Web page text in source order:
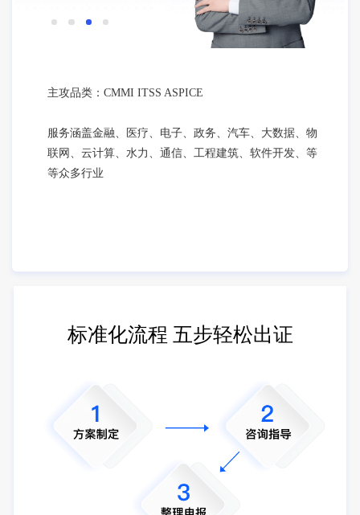
主攻品类：CMMI ITSS ASPICE
服务涵盖金融、医疗、电子、政务、汽车、大数据、物
联网、云计算、水力、通信、工程建筑、软件开发、等
等众多行业
标准化流程 五步轻松出证